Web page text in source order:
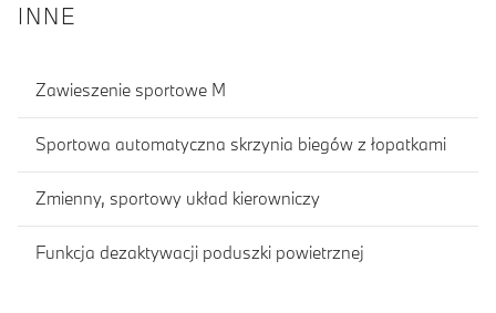
INNE
Zawieszenie sportowe M
Sportowa automatyczna skrzynia biegów z łopatkami
Zmienny, sportowy układ kierowniczy
Funkcja dezaktywacji poduszki powietrznej